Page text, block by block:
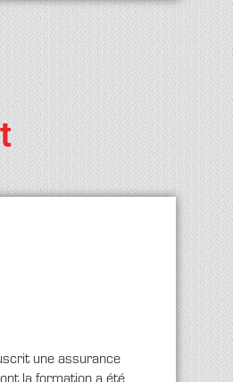
une assurance
la formation a été